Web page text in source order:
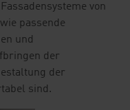
von
passende
und
der
der
sind.